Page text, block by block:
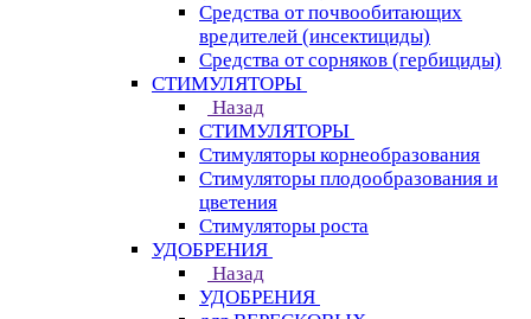
Средства от почвообитающих
вредителей (инсектициды)
Средства от сорняков (гербициды)
СТИМУЛЯТОРЫ
Назад
СТИМУЛЯТОРЫ
Стимуляторы корнеобразования
Стимуляторы плодообразования и
цветения
Стимуляторы роста
УДОБРЕНИЯ
Назад
УДОБРЕНИЯ